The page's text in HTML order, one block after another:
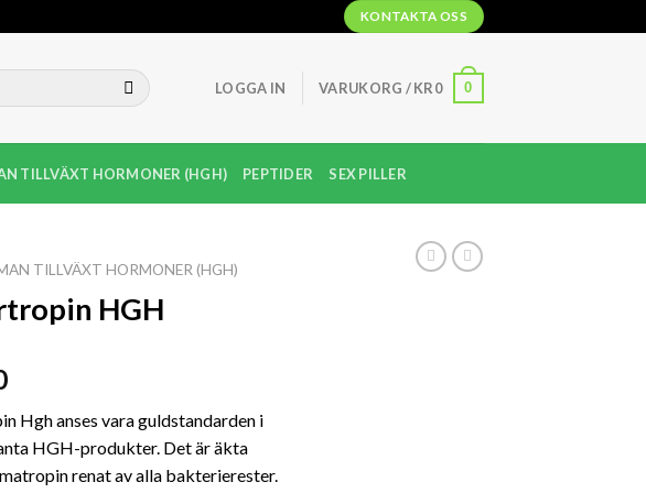
KONTAKTA OSS
LOGGA IN VARUKORG /KR0 0
TILLVÄXT HORMONER (HGH) PEPTIDER SEX PILLER
TILLVÄXT HORMONER (HGH)
HGH
Hgh anses vara guldstandarden i
HGH-produkter. Det är äkta
renat av alla bakterierester.